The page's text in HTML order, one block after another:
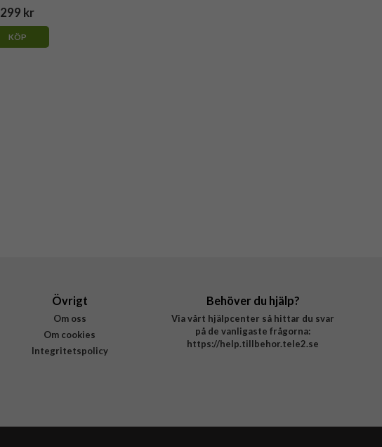
299 kr
KÖP
Övrigt
Om oss
Om cookies
Integritetspolicy
Behöver du hjälp?
Via vårt hjälpcenter så hittar du svar
på de vanligaste frågorna:
https://help.tillbehor.tele2.se